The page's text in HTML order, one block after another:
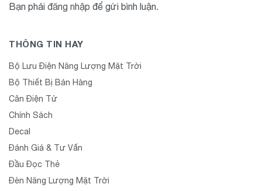
Bạn phải đăng nhập để gửi bình luận.
THÔNG TIN HAY
Bộ Lưu Điện Năng Lượng Mặt Trời
Bộ Thiết Bị Bán Hàng
Cân Điện Tử
Chính Sách
Decal
Đánh Giá & Tư Vấn
Đầu Đọc Thẻ
Đèn Năng Lượng Mặt Trời